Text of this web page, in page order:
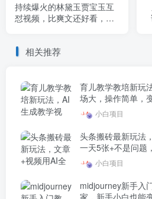
持续爆火的林黛玉贾宝玉互
怼视频，比爽文还好看，利
相关推荐
育儿教学教培新玩
场大，操作简单，
小白项目
头条搬砖最新玩法
一天5张+不是问题
小白项目
midjourney新手入